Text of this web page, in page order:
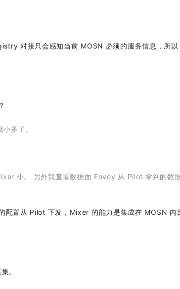
对接只会感知当前 MOSN 必须的服务信息，所
多了。
小。 另外我查看数据面 Envoy 从 Pilot 拿到的数
配置从 Pilot 下发，Mixer 的能力是集成在 MOSN 内
。